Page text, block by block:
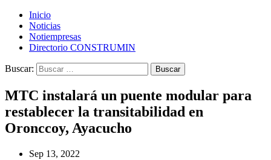
Inicio
Noticias
Notiempresas
Directorio CONSTRUMIN
Buscar:
MTC instalará un puente modular para
restablecer la transitabilidad en
Oronccoy, Ayacucho
Sep 13, 2022